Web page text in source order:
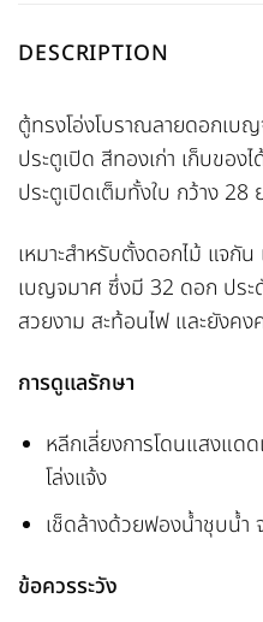
DESCRIPTION
ตู้ทรงโอ่งโบราณลายดอกเบ
ประตูเปิด สีทองเก่า เก็บของ
ประตูเปิดเต็มทั้งใบ กว้าง 28
เหมาะสำหรับตั้งดอกไม้ แจกั
เบญจมาศ ซึ่งมี 32 ดอก ปร
สวยงาม สะท้อนไฟ และยังคง
การดูแลรักษา
หลีกเลี่ยงการโดนแสงแด
โล่งแจ้ง
เช็ดล้างด้วยฟองน้ำชุบน้ำ
ข้อควรระวัง